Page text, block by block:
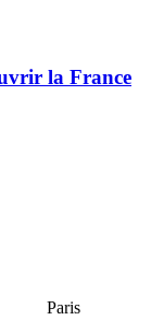
la France
Paris